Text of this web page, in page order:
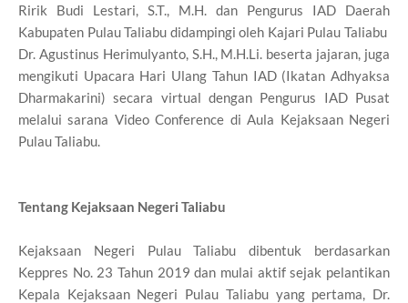
Ririk Budi Lestari, S.T., M.H. dan Pengurus IAD Daerah
Kabupaten Pulau Taliabu didampingi oleh Kajari Pulau Taliabu
Dr. Agustinus Herimulyanto, S.H., M.H.Li. beserta jajaran, juga
mengikuti Upacara Hari Ulang Tahun IAD (Ikatan Adhyaksa
Dharmakarini) secara virtual dengan Pengurus IAD Pusat
melalui sarana Video Conference di Aula Kejaksaan Negeri
Pulau Taliabu.
Tentang Kejaksaan Negeri Taliabu
Kejaksaan Negeri Pulau Taliabu dibentuk berdasarkan
Keppres No. 23 Tahun 2019 dan mulai aktif sejak pelantikan
Kepala Kejaksaan Negeri Pulau Taliabu yang pertama, Dr.